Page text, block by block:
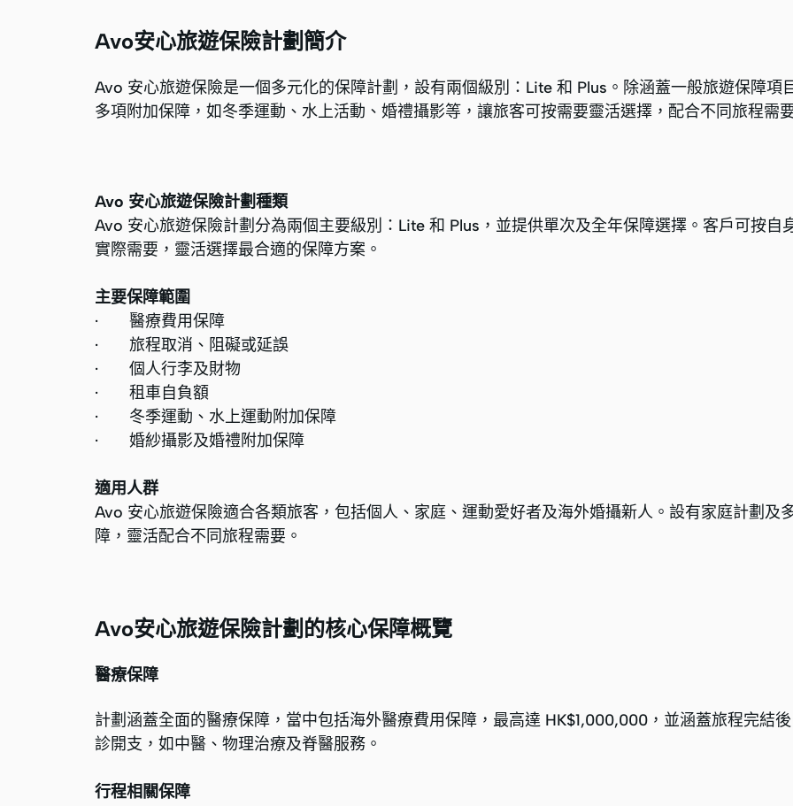
Avo安心旅遊保險計劃簡介
Avo 安心旅遊保險是一個多元化的保障計劃，設有兩個級別：Lite 和 Plus。除涵蓋一般旅遊保障項
多項附加保障，如冬季運動、水上活動、婚禮攝影等，讓旅客可按需要靈活選擇，配合不同旅程需
Avo 安心旅遊保險計劃種類
Avo 安心旅遊保險計劃分為兩個主要級別：Lite 和 Plus，並提供單次及全年保障選擇。客戶可按自
實際需要，靈活選擇最合適的保障方案。
主要保障範圍
· 醫療費用保障
· 旅程取消、阻礙或延誤
· 個人行李及財物
· 租車自負額
· 冬季運動、水上運動附加保障
· 婚紗攝影及婚禮附加保障
適用人群
Avo 安心旅遊保險適合各類旅客，包括個人、家庭、運動愛好者及海外婚攝新人。設有家庭計劃及
障，靈活配合不同旅程需要。
Avo安心旅遊保險計劃的核心保障概覽
醫療保障
計劃涵蓋全面的醫療保障，當中包括海外醫療費用保障，最高達 HK$1,000,000，並涵蓋旅程完結
診開支，如中醫、物理治療及脊醫服務。
行程相關保障